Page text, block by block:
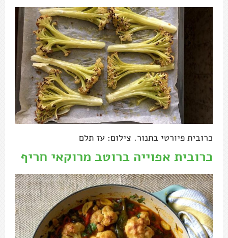
כרובית פיורטי בתנור. צילום: עז תלם
כרובית אפוייה ברוטב מרוקאי חריף